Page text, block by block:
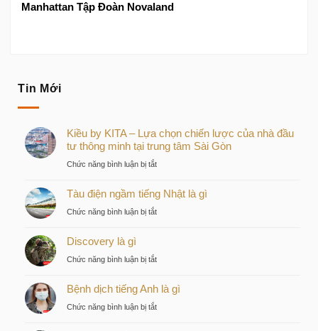
Manhattan Tập Đoàn Novaland
Tin Mới
Kiều by KITA – Lựa chọn chiến lược của nhà đầu
tư thông minh tại trung tâm Sài Gòn
Chức năng bình luận bị tắtở
by
chiến
của
nhà
Tàu điện ngầm tiếng Nhật là gì
Chức năng bình luận bị tắtở
gì
Discovery là gì
Chức năng bình luận bị tắtở
là
Bệnh dịch tiếng Anh là gì
Chức năng bình luận bị tắtở